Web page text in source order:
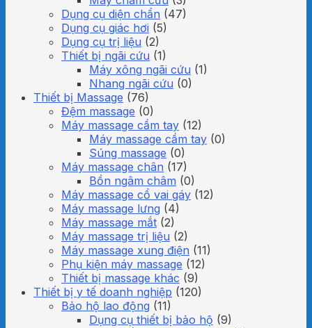
Dụng cụ diện chẩn (47)
Dụng cụ giác hơi (5)
Dụng cụ trị liệu (2)
Thiết bị ngãi cứu (1)
Máy xông ngãi cứu (1)
Nhang ngãi cứu (0)
Thiết bị Massage (76)
Đệm massage (0)
Máy massage cầm tay (12)
Máy massage cầm tay (0)
Súng massage (0)
Máy massage chân (17)
Bồn ngâm châm (0)
Máy massage cổ vai gáy (12)
Máy massage lưng (4)
Máy massage mắt (2)
Máy massage trị liệu (2)
Máy massage xung điện (11)
Phụ kiện máy massage (12)
Thiết bị massage khác (9)
Thiết bị y tế doanh nghiệp (120)
Bảo hộ lao động (11)
Dụng cụ thiết bị bảo hộ (9)